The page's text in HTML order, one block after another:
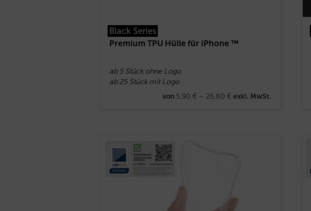
Black Series
Premium TPU Hülle für iPhone ™
ab 5 Stück ohne Logo
ab 25 Stück mit Logo
von 5,90 € – 26,80 € exkl. MwSt.